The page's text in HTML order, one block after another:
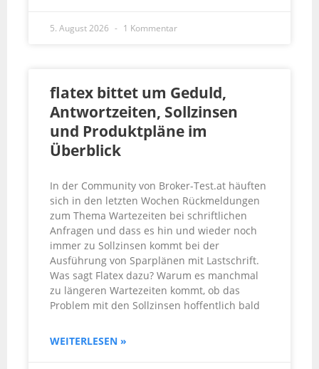
5. August 2026 1 Kommentar
flatex bittet um Geduld,
Antwortzeiten, Sollzinsen
und Produktpläne im
Überblick
In der Community von Broker-Test.at häuften
sich in den letzten Wochen Rückmeldungen
zum Thema Wartezeiten bei schriftlichen
Anfragen und dass es hin und wieder noch
immer zu Sollzinsen kommt bei der
Ausführung von Sparplänen mit Lastschrift.
Was sagt Flatex dazu? Warum es manchmal
zu längeren Wartezeiten kommt, ob das
Problem mit den Sollzinsen hoffentlich bald
WEITERLESEN »